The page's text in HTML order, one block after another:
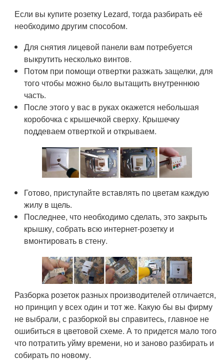
Если вы купите розетку Lezard, тогда разбирать её
необходимо другим способом.
Для снятия лицевой панели вам потребуется
выкрутить несколько винтов.
Потом при помощи отвертки разжать защелки, для
того чтобы можно было вытащить внутреннюю
часть.
После этого у вас в руках окажется небольшая
коробочка с крышечкой сверху. Крышечку
поддеваем отверткой и открываем.
Готово, приступайте вставлять по цветам каждую
жилу в щель.
Последнее, что необходимо сделать, это закрыть
крышку, собрать всю интернет-розетку и
вмонтировать в стену.
Разборка розеток разных производителей отличается,
но принцип у всех один и тот же. Какую бы вы фирму
не выбрали, с разборкой вы справитесь, главное не
ошибиться в цветовой схеме. А то придется мало того
что потратить уйму времени, но и заново разбирать и
собирать по новому.